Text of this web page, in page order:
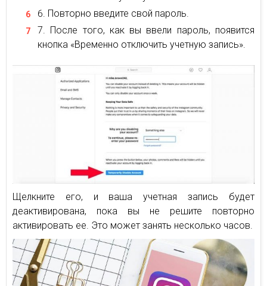
Повторно введите свой пароль.
После того, как вы ввели пароль, появится
кнопка «Временно отключить учетную запись».
Щелкните его, и ваша учетная запись будет
деактивирована, пока вы не решите повторно
активировать ее. Это может занять несколько часов.